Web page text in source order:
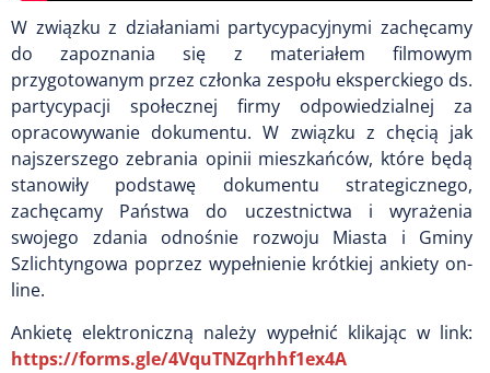
W związku z działaniami partycypacyjnymi zachęcamy
do zapoznania się z materiałem filmowym
przygotowanym przez członka zespołu eksperckiego ds.
partycypacji społecznej firmy odpowiedzialnej za
opracowywanie dokumentu. W związku z chęcią jak
najszerszego zebrania opinii mieszkańców, które będą
stanowiły podstawę dokumentu strategicznego,
zachęcamy Państwa do uczestnictwa i wyrażenia
swojego zdania odnośnie rozwoju Miasta i Gminy
Szlichtyngowa poprzez wypełnienie krótkiej ankiety on-
line.
Ankietę elektroniczną należy wypełnić klikając w link:
https://forms.gle/4VquTNZqrhhf1ex4A